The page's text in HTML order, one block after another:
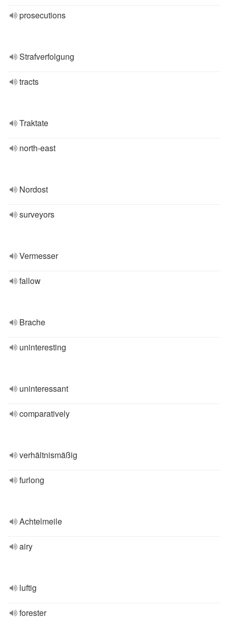
prosecutions
Strafverfolgung
tracts
Traktate
north-east
Nordost
surveyors
Vermesser
fallow
Brache
uninteresting
uninteressant
comparatively
verhältnismäßig
furlong
Achtelmeile
airy
luftig
forester